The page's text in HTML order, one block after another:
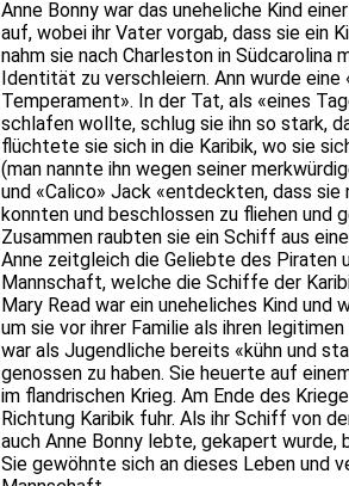
Anne Bonny war das uneheliche Kind
auf, wobei ihr Vater vorgab, dass sie ein
nahm sie nach Charleston in Südcarolina
Identität zu verschleiern. Ann wurde
Temperament». In der Tat, als «eines
schlafen wollte, schlug sie ihn so stark,
flüchtete sie sich in die Karibik, wo sie
(man nannte ihn wegen seiner
und «Calico» Jack «entdeckten, dass
konnten und beschlossen zu fliehen und
Zusammen raubten sie ein Schiff aus
Anne zeitgleich die Geliebte des Piraten
Mannschaft, welche die Schiffe der
Mary Read war ein uneheliches Kind
um sie vor ihrer Familie als ihren
war als Jugendliche bereits «kühn und
genossen zu haben. Sie heuerte auf
im flandrischen Krieg. Am Ende des
Richtung Karibik fuhr. Als ihr Schiff von
auch Anne Bonny lebte, gekapert wurde,
Sie gewöhnte sich an dieses Leben und